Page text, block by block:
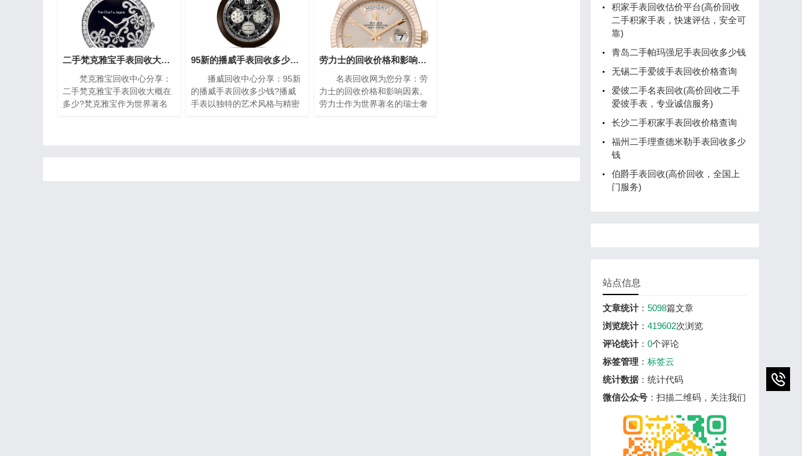
二手梵克雅宝手表回收大概在多少?(梵克雅宝高价回收指南)
梵克雅宝回收中心分享：
二手梵克雅宝手表回收大概在
多少?梵克雅宝作为世界著名
95新的播威手表回收多少钱?(高价回收指南)
播威回收中心分享：95新
的播威手表回收多少钱?播威
手表以独特的艺术风格与精密
劳力士的回收价格和影响因素(影响劳力士回收价格的因素)
名表回收网为您分享：劳
力士的回收价格和影响因素。
劳力士作为世界著名的瑞士奢
积家手表回收估价平台(高价回收
二手积家手表，快速评估，安全可
靠)
青岛二手帕玛强尼手表回收多少钱
无锡二手爱彼手表回收价格查询
爱彼二手名表回收(高价回收二手
爱彼手表，专业诚信服务)
长沙二手积家手表回收价格查询
福州二手理查德米勒手表回收多少
钱
伯爵手表回收(高价回收，全国上
门服务)
站点信息
文章统计： 5098篇文章
浏览统计： 419602次浏览
评论统计： 0个评论
标签管理 ： 标签云
统计数据 ：统计代码
微信公众号 ：扫描二维码，关注我们